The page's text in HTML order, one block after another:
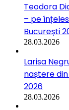
Teodora
– pe
București
28.03.2026
Larisa
naștere
2026
28.03.2026